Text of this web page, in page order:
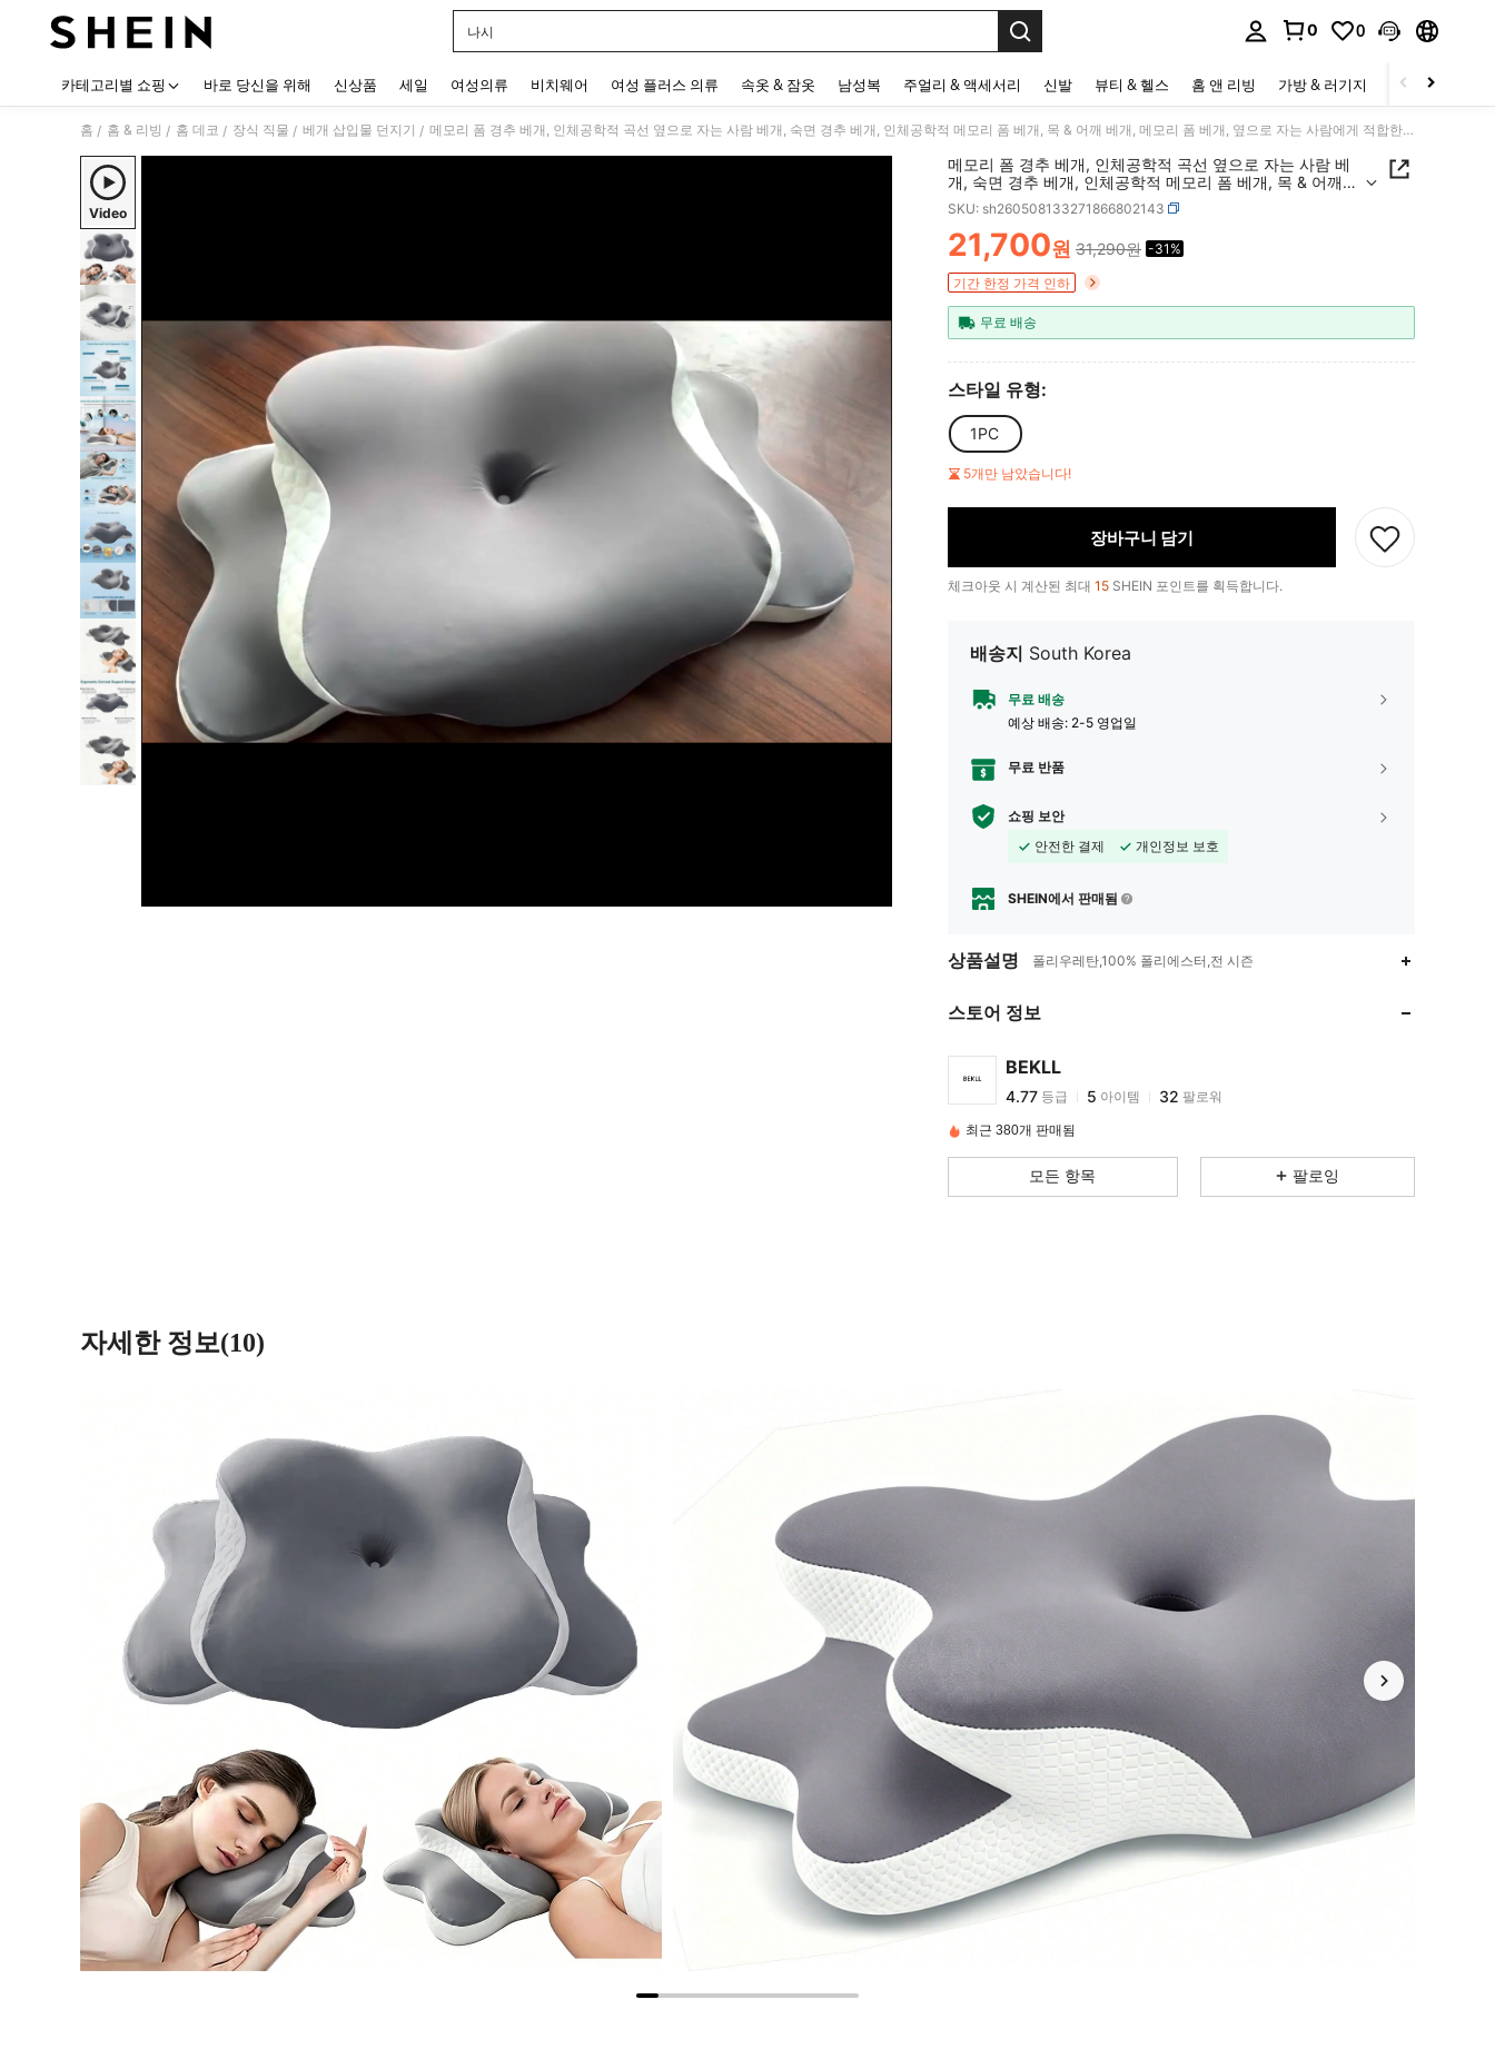
나시
0 0
카테고리별 쇼핑 바로 당신을 위해 신상품 세일 여성의류 비치웨어 여성 플러스 의류 속옷 & 잠옷 남성복 주얼리 & 액세서리 신발 뷰티 & 헬스 홈 앤 리빙 가방 & 러기지 스포츠 & 아웃
홈 / 홈 & 리빙 / 홈 데코 / 장식 직물 / 베개 삽입물 던지기 / 메모리 폼 경추 베개, 인체공학적 곡선 옆으로 자는 사람 베개, 숙면 경추 베개, 인체공학적 메모리 폼 베개, 목 & 어깨 베개, 메모리 폼 베개, 옆으로 자는 사람에게 적합한 인체공학적 경추 지지 베개
Video
메모리 폼 경추 베개, 인체공학적 곡선 옆으로 자는 사람 베
개, 숙면 경추 베개, 인체공학적 메모리 폼 베개, 목 & 어깨
베개, 메모리 폼 베개, 옆으로 자는 사람에게 적합한 인체공
학적 경추 지지 베개
SKU: sh260508133271866802143
PRICE AND AVAILABILITY
21,700원 31,290원 -31%
기간 한정 가격 인하
무료 배송
스타일 유형:
1PC
5개만 남았습니다!
장바구니 담기
체크아웃 시 계산된 최대 15 SHEIN 포인트를 획득합니다.
배송지 South Korea
무료 배송
예상 배송: 2-5 영업일
무료 반품
쇼핑 보안
안전한 결제
개인정보 보호
SHEIN에서 판매됨
상품설명 폴리우레탄,100% 폴리에스터,전 시즌
스토어 정보
BEKLL
4.77
4.77
d***n 다음 하루 전에
4.77
5
최근 380개 판매됨
모든 항목 팔로잉
자세한 정보(10)